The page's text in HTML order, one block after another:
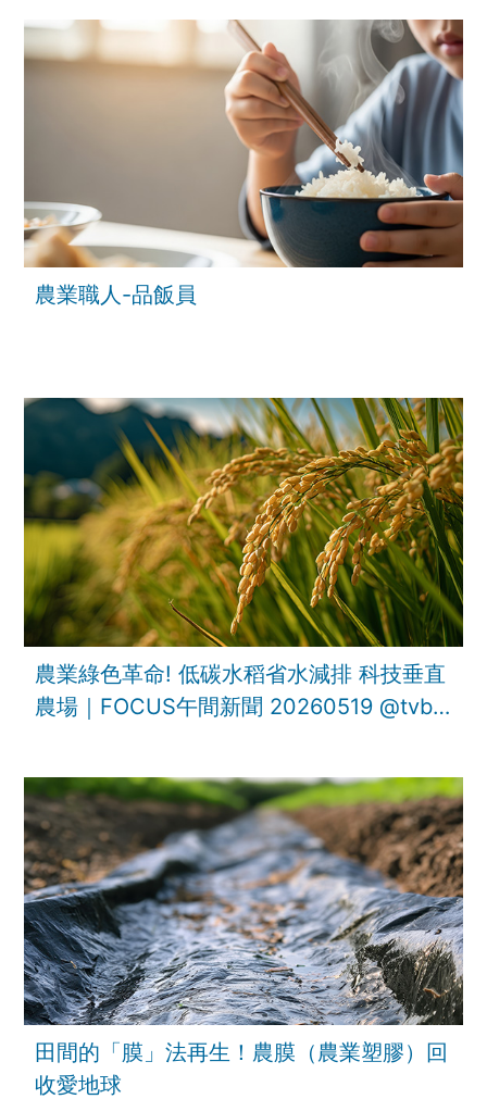
集】｜TBS NEWS DIG
農業職人-品飯員
農業綠色革命! 低碳水稻省水減排 科技垂直
農場｜FOCUS午間新聞 20260519 ‪@tvbsf
田間的「膜」法再生！農膜（農業塑膠）回
收愛地球